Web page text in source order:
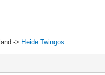
-> Heide Twingos